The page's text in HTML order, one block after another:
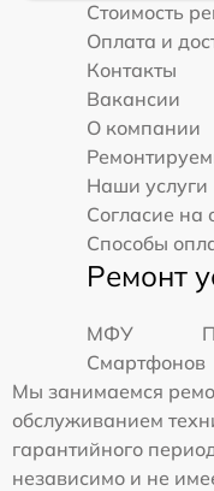
Стоимость
Оплата и
Контакты
Вакансии
О компании
Наши услуги
Согласие на
Способы
Ремонт
МФУ
Смартфонов
Мы занимаемся
обслуживанием
гарантийного
независимо и не